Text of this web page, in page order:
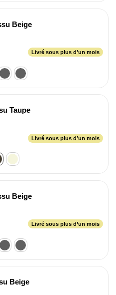
Beige
Livré sous plus d’un mois
Taupe
Livré sous plus d’un mois
Beige
Livré sous plus d’un mois
Beige